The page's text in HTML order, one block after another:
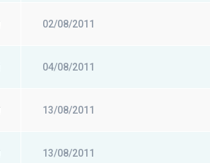
02/08/2011
04/08/2011
13/08/2011
13/08/2011